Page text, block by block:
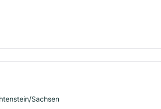
Sachsen